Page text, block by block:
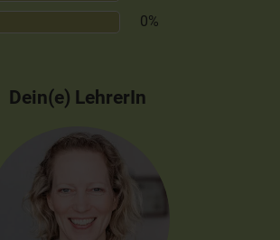
0%
Dein(e) LehrerIn